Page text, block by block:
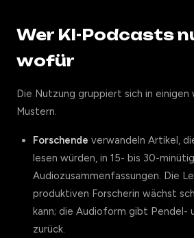
Wer KI-Podcasts
wofür
Die Nutzung gruppiert sich in einigen
Mustern.
Forschende verwandeln Artikel,
lesen würden, in 15- bis 30-
Audiozusammenfassungen. Die
produktiven Forscherin wächst
kann; die Audioform gibt Pendel-
zurück.